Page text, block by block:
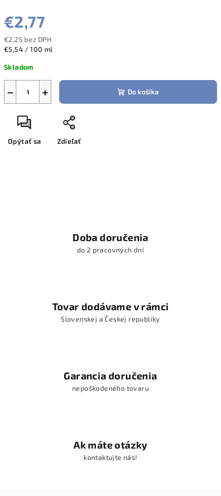
€2,77
€2,25 bez DPH
Jednotková
€5,54 / 100 ml
Skladom
+
− Do košíka
Opýtať sa Zdieľať
Doba doručenia
do 2 pracovných dní
Tovar dodávame v rámci
Slovenskej a Českej republiky
Garancia doručenia
nepoškodeného tovaru
Ak máte otázky
kontaktujte nás!